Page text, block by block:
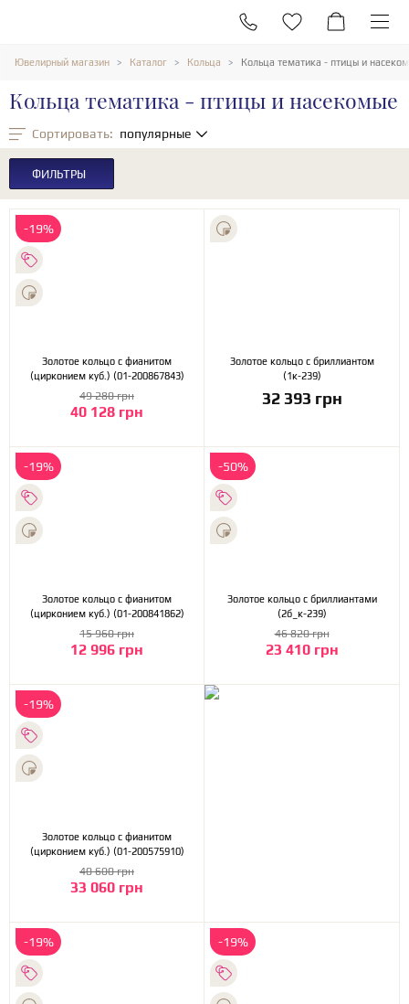
Ювелирный магазин Каталог Кольца Кольца тематика - птицы и
Кольца тематика - птицы и насекомые
Сортировать: популярные
ФИЛЬТРЫ
-19%
Золотое кольцо с фианитом
(цирконием куб.) (01-200867843)
40 128 грн
49 280 грн
Золотое кольцо с бриллиантом
(1к-239)
32 393 грн
-19%
Золотое кольцо с фианитом
(цирконием куб.) (01-200841862)
12 996 грн
15 960 грн
-50%
Золотое кольцо с бриллиантами
(2б_к-239)
23 410 грн
46 820 грн
-19%
Золотое кольцо с фианитом
(цирконием куб.) (01-200575910)
33 060 грн
40 600 грн
-19% -19%